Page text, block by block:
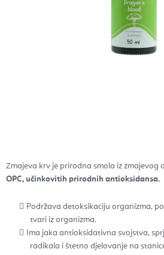
Zmajeva krv je prirodna smola iz zmajevog
OPC, učinkovitih prirodnih antioksidansa.
Podržava detoksikaciju organizma,
tvari iz organizma.
Ima jaka antioksidativna svojstva,
radikala i štetno djelovanje na